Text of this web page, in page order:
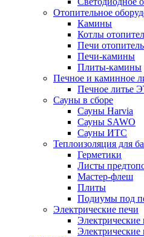
Отопительное
Камины
Котлы
Печи
Печи-камины
Плиты-камины
Печное и каминное
Печное литье
Сауны в сборе
Cауны Harvia
Сауны SAWO
Сауны ИТС
Теплоизоляция для
Герметики
Листы
Мастер-флеш
Плиты
Подиумы под
Электрические печи
Электрические